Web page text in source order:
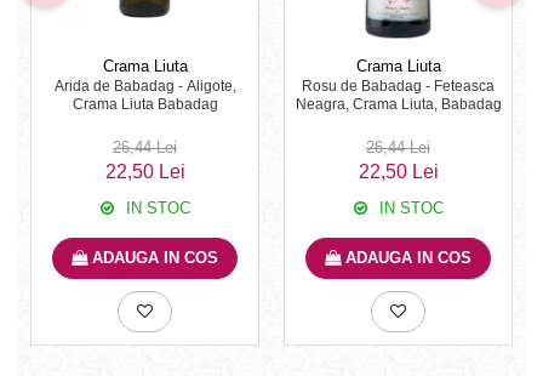
Crama Liuta
Arida de Babadag - Aligote,
Crama Liuta Babadag
26,44 Lei
22,50 Lei
IN STOC
ADAUGA IN COS
Crama Liuta
Rosu de Babadag - Feteasca
Neagra, Crama Liuta, Babadag
26,44 Lei
22,50 Lei
IN STOC
ADAUGA IN COS